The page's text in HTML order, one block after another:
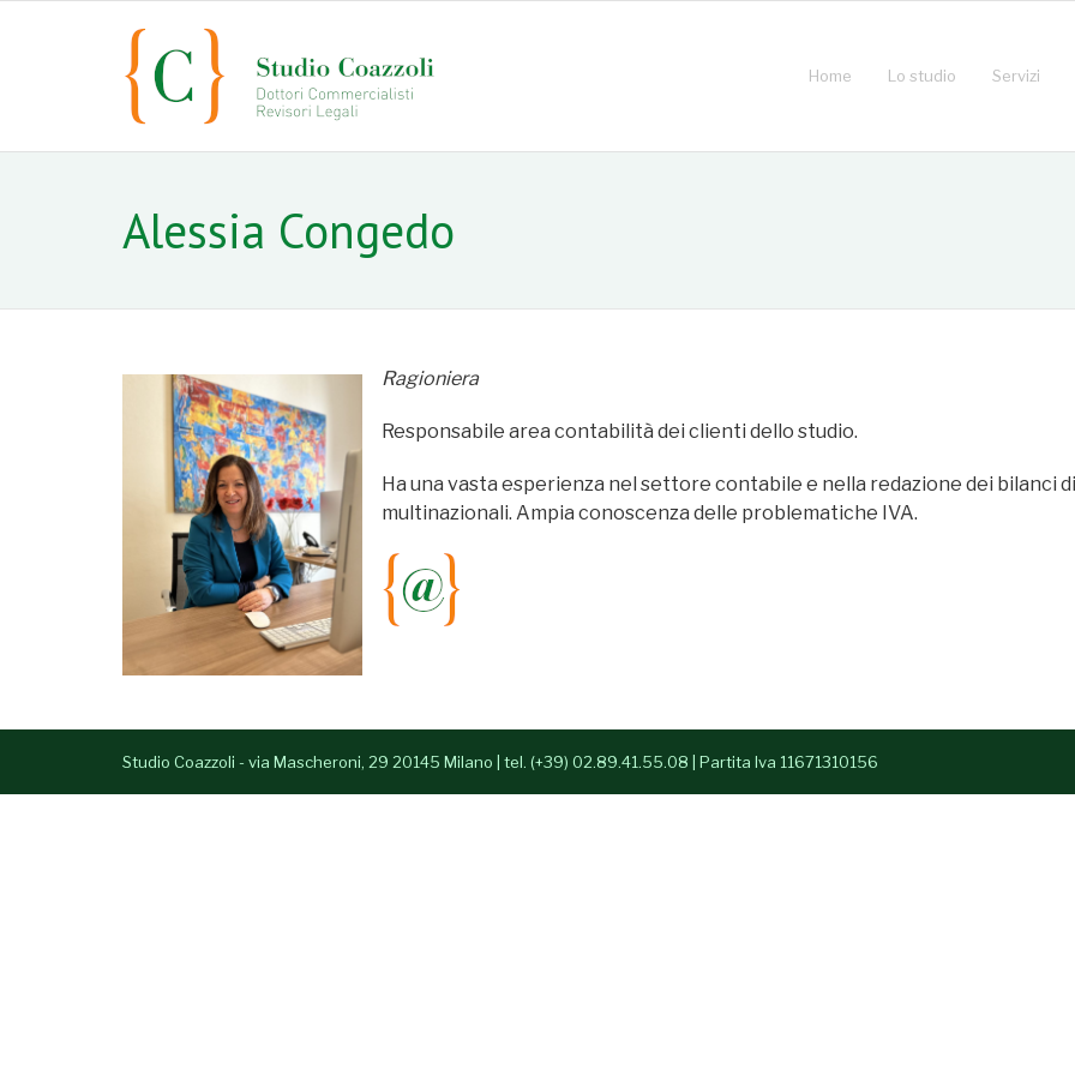
Home Lo studio Servizi
Alessia Congedo
Ragioniera
Responsabile area contabilità dei clienti dello studio.
Ha una vasta esperienza nel settore contabile e nella redazione dei bilanci
multinazionali. Ampia conoscenza delle problematiche IVA.
Studio Coazzoli - via Mascheroni, 29 20145 Milano | tel. (+39) 02.89.41.55.08 | Partita Iva 11671310156